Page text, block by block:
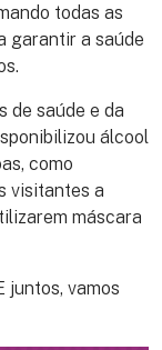
todas as
garantir a saúde
de saúde e da
álcool
como
visitantes a
máscara
juntos, vamos